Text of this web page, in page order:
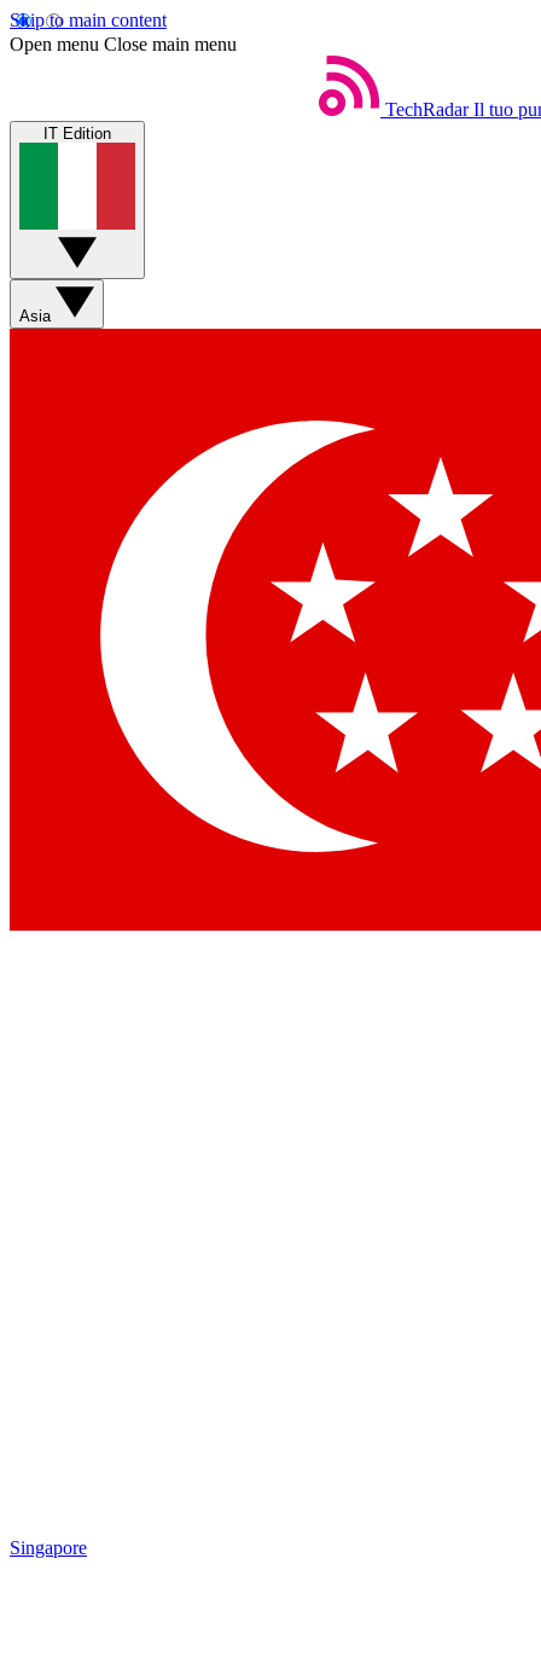
Skip to main content
Open menu Close main menu
TechRadar Il tuo
IT Edition
Asia
Singapore